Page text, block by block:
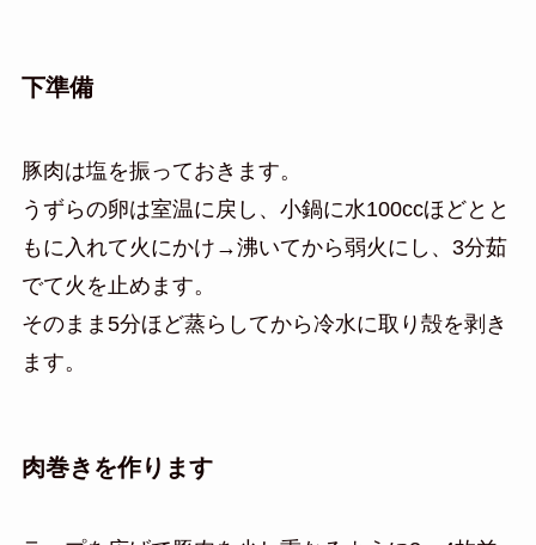
下準備
豚肉は塩を振っておきます。
うずらの卵は室温に戻し、小鍋に水100ccほどとと
もに入れて火にかけ→沸いてから弱火にし、3分茹
でて火を止めます。
そのまま5分ほど蒸らしてから冷水に取り殻を剥き
ます。
肉巻きを作ります